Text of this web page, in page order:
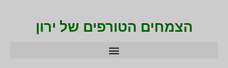
הצמחים הטורפים של ירון